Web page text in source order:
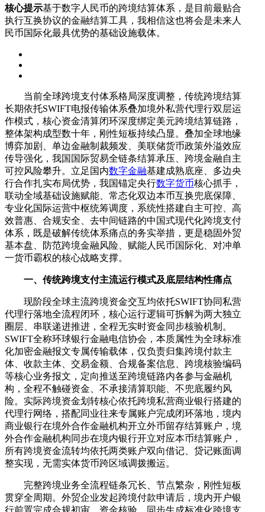
核心提示基于数字人民币的跨境结算体系，是目前最贴合
执行互换协议的金融结算工具，我相信这也将会是未来人
民币国际化最具优势的基础设施载体。
当前全球跨境支付体系格局深度调整，传统跨境结算
长期依托SWIFT电报传输体系叠加境外私营代理行双层运
作模式，核心资金清算闭环深度绑定美元跨境结算链路，
整体架构成型数十年，刚性短板持续凸显。叠加全球地缘
博弈加剧、单边金融制裁频发、美联储货币政策外溢效应
传导强化，我国国际贸易全链条结算承压、跨境金融自主
可控风险攀升。立足国内数字金融基建成熟底座、多边央
行合作扎实布局优势，我国锚定央行数字货币核心抓手，
联动全域基础设施赋能、常态化双边本币互换兜底保障、
专业化国际运营中枢统筹调度，系统性搭建自主可控、高
效普惠、合规安全、去中间链路的中国式现代化跨境支付
体系，既是破解传统体系痛点的务实举措，更是稳固外贸
基本盘、防范跨境金融风险、赋能人民币国际化、对冲单
一货币霸权的核心战略支撑。
一、传统跨境支付主流运行模式及底层结构性痛点
现阶段全球主流跨境资金交互均依托SWIFT协同私营
代理行落地全流程闭环，核心运行逻辑可拆解为两大独立
圈层、串联递进推进，全程无实时资金同步核验机制。
SWIFT全称环球银行金融电信协会，本质属性为全球标准
化加密金融报文专属传输载体，仅负责归集跨境付款主
体、收款主体、交易金额、合规备案信息、跨境核验编码
等核心业务报文，定向推送至跨境链路内各参与金融机
构，全程不触碰资金、不承接清算职能、不兜底履约风
险。实际跨境资金划转核心依托跨境私营商业银行搭建的
代理行网络，搭配同业往来专属账户完成闭环落地，境内
商业银行在境外合作金融机构开立外币留存结算账户，境
外合作金融机构同步在境内银行开立对应本币结算账户，
所有跨境资金流转均依托两类账户双向借记、贷记账面调
整实现，无需实体货币跨区域调拨搬运。
完整跨境业务全流程链条冗长、节点繁杂，刚性短板
贯穿全周期。外贸企业发起跨境付款申请后，境内开户银
行前置完成合规初审、资金核验，同步生成标准化跨境支